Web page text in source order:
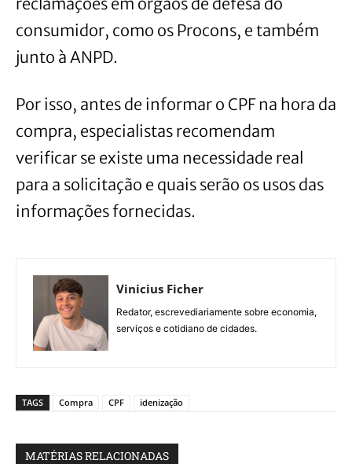
consumidor, como os Procons, e também
junto à ANPD.
Por isso, antes de informar o CPF na hora da
compra, especialistas recomendam
verificar se existe uma necessidade real
para a solicitação e quais serão os usos das
informações fornecidas.
Vinicius Ficher
Redator, escrevediariamente sobre economia,
serviços e cotidiano de cidades.
TAGS Compra CPF idenização
MATÉRIAS RELACIONADAS